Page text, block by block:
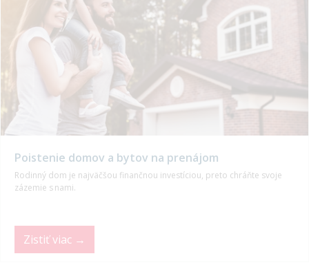
Poistenie domov a bytov na prenájom
Rodinný dom je najväčšou finančnou investíciou, preto chráňte svoje
zázemie s nami.
Zistiť viac →